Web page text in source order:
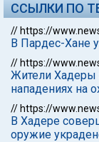
ССЫЛКИ ПО
// https://
В Пардес-Хане
// https://
Жители Хадеры
нападениях на
// https://
В Хадере
оружие